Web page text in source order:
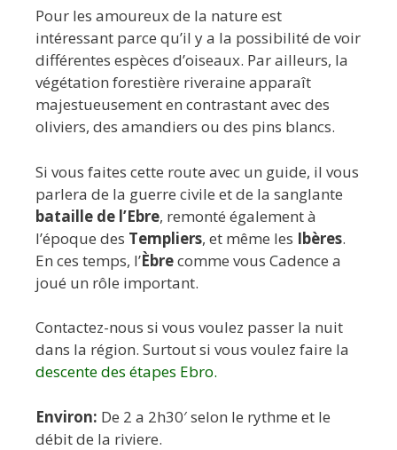
Pour les amoureux de la nature est
intéressant parce qu’il y a la possibilité de voir
différentes espèces d’oiseaux. Par ailleurs, la
végétation forestière riveraine apparaît
majestueusement en contrastant avec des
oliviers, des amandiers ou des pins blancs.
Si vous faites cette route avec un guide, il vous
parlera de la guerre civile et de la sanglante
bataille de l’Ebre, remonté également à
l’époque des Templiers, et même les Ibères.
En ces temps, l’Èbrecomme vous Cadence a
joué un rôle important.
Contactez-nous si vous voulez passer la nuit
dans la région. Surtout si vous voulez faire la
descente des étapes Ebro.
Environ: De 2 a 2h30′ selon le rythme et le
débit de la riviere.